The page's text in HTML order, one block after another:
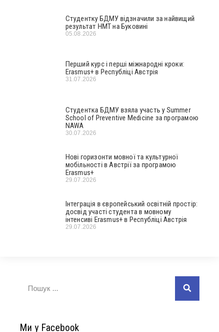
Студентку БДМУ відзначили за найвищий
результат НМТ на Буковині
05.08.2026
Перший курс і перші міжнародні кроки:
Erasmus+ в Республіці Австрія
31.07.2026
Студентка БДМУ взяла участь у Summer
School of Preventive Medicine за програмою
NAWA
30.07.2026
Нові горизонти мовної та культурної
мобільності в Австрії за програмою
Erasmus+
29.07.2026
Інтеграція в європейський освітній простір:
досвід участі студента в мовному
інтенсиві Erasmus+ в Республіці Австрія
29.07.2026
Ми у Facebook